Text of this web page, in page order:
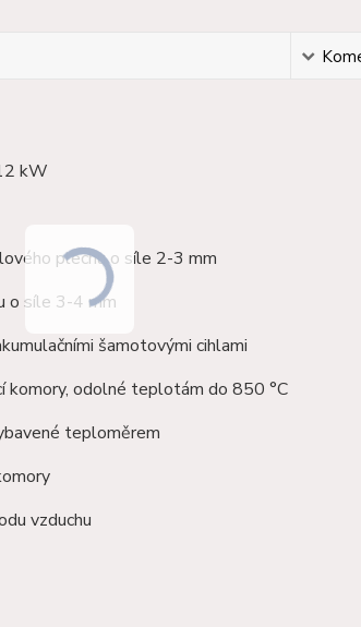
kW
plechu o síle 2-3 mm
o síle 3-4 mm
šamotovými cihlami
komory, odolné teplotám do 850 °C
teploměrem
vzduchu